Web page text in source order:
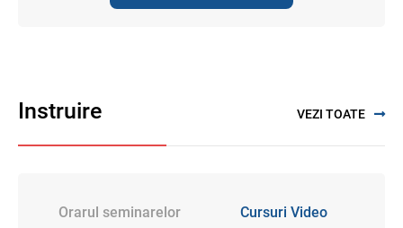
Instruire VEZI TOATE
Orarul seminarelor Cursuri Video